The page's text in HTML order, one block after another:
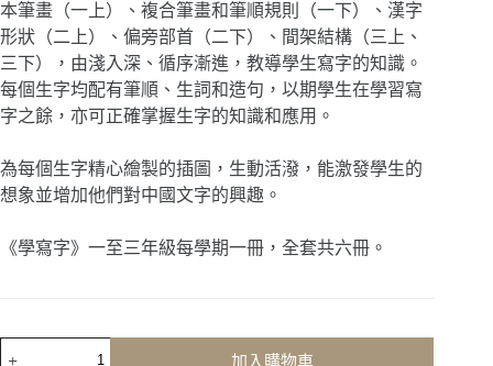
本筆畫（一上）、複合筆畫和筆順規則（一下）、漢字
形狀（二上）、偏旁部首（二下）、間架結構（三上、
三下），由淺入深、循序漸進，教導學生寫字的知識。
每個生字均配有筆順、生詞和造句，以期學生在學習寫
字之餘，亦可正確掌握生字的知識和應用。
為每個生字精心繪製的插圖，生動活潑，能激發學生的
想象並增加他們對中國文字的興趣。
《學寫字》一至三年級每學期一冊，全套共六冊。
加入購物車